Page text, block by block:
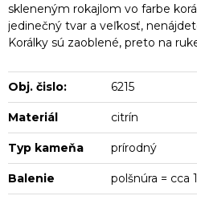
skleneným rokajlom vo farbe
jedinečný tvar a veľkosť,
Korálky sú zaoblené, preto na
Obj. čislo: 6215
Materiál citrín
Typ kameňa prírodný
Balenie polšnúra = cca